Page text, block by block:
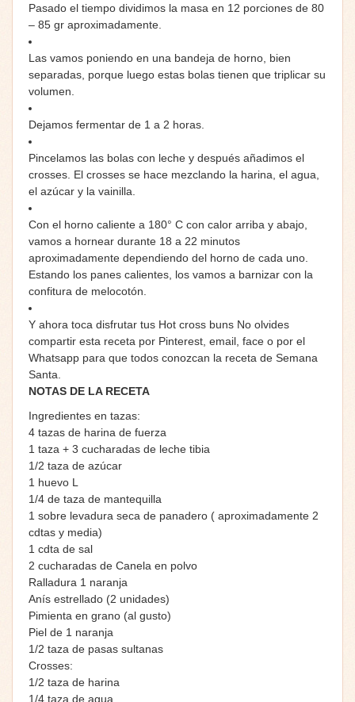
Pasado el tiempo dividimos la masa en 12 porciones de 80
– 85 gr aproximadamente.
Las vamos poniendo en una bandeja de horno, bien
separadas, porque luego estas bolas tienen que triplicar su
volumen.
Dejamos fermentar de 1 a 2 horas.
Pincelamos las bolas con leche y después añadimos el
crosses. El crosses se hace mezclando la harina, el agua,
el azúcar y la vainilla.
Con el horno caliente a 180° C con calor arriba y abajo,
vamos a hornear durante 18 a 22 minutos
aproximadamente dependiendo del horno de cada uno.
Estando los panes calientes, los vamos a barnizar con la
confitura de melocotón.
Y ahora toca disfrutar tus Hot cross buns No olvides
compartir esta receta por Pinterest, email, face o por el
Whatsapp para que todos conozcan la receta de Semana
Santa.
NOTAS DE LA RECETA
Ingredientes en tazas:
4 tazas de harina de fuerza
1 taza + 3 cucharadas de leche tibia
1/2 taza de azúcar
1 huevo L
1/4 de taza de mantequilla
1 sobre levadura seca de panadero ( aproximadamente 2
cdtas y media)
1 cdta de sal
2 cucharadas de Canela en polvo
Ralladura 1 naranja
Anís estrellado (2 unidades)
Pimienta en grano (al gusto)
Piel de 1 naranja
1/2 taza de pasas sultanas
Crosses:
1/2 taza de harina
1/4 taza de agua